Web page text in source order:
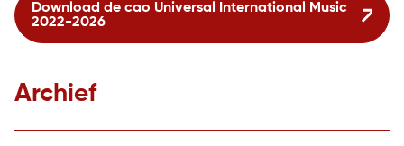
Download de cao Universal International Music
2022-2026
Archief